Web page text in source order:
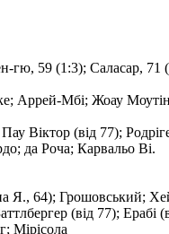
59 (1:3); Саласар, 71
Аррей-Мбі; Жоау
Вiктор (від 77);
да Роча; Карвальо Ві.
64); Грошовський;
(від 77); Ерабі
Мірісола